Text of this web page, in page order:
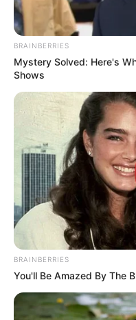
ΔΙΕΘΝΗ ΠΟΛΙΤΙΚΗ
Στόχος η Ελλάδα
χτύπημα στη
των ΗΠΑ»… Και βέβαια
ΚΟΙΝΩΝΙΚΑ ΔΙΚΤΥΑ
FACEBOOK
YOUTUBE
EMAIL
BRAINBERRIES
Mystery Solved: Here's
Shows
BRAINBERRIES
You'll Be Amazed By The